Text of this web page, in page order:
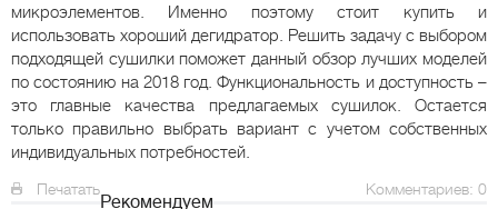
микроэлементов. Именно поэтому стоит купить и
использовать хороший дегидратор. Решить задачу с выбором
подходящей сушилки поможет данный обзор лучших моделей
по состоянию на 2018 год. Функциональность и доступность –
это главные качества предлагаемых сушилок. Остается
только правильно выбрать вариант с учетом собственных
индивидуальных потребностей.
Печатать Комментариев: 0
Рекомендуем